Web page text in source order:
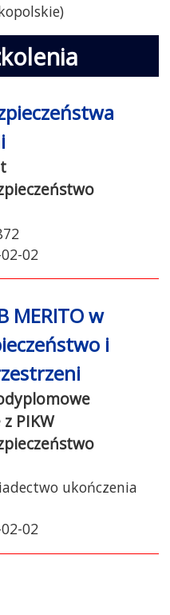
02
MERITO w
i
PIKW
ukończenia
02